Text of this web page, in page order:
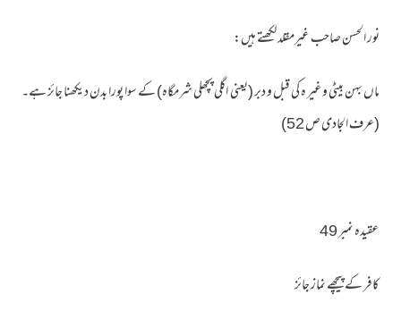
نور الحسن صاحب غیرمقلد لکھتے ہیں:
ماں بہن بیٹی وغیر ہ کی قبل و دبر (یعنی اگلی پچھلی شرمگاہ) کے سوا پورا بدن دیکھنا جائز ہے۔
(عرف الجادی ص 52)
عقیدہ نمبر 49
کافر کے پیچھے نماز جائز